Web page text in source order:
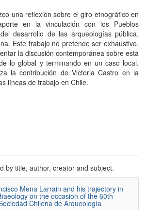
una reflexión sobre el giro etnográfico en
en la vinculación con los Pueblos
desarrollo de las arqueologías pública,
Este trabajo no pretende ser exhaustivo,
la discusión contemporánea sobre esta
lo global y terminando en un caso local.
la contribución de Victoria Castro en la
líneas de trabajo en Chile.
by title, author, creator and subject.
Mena Larrain and his trajectory in
on the occasion of the 60th
Chilena de Arqueología